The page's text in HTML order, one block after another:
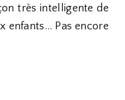
très intelligente de
enfants... Pas encore